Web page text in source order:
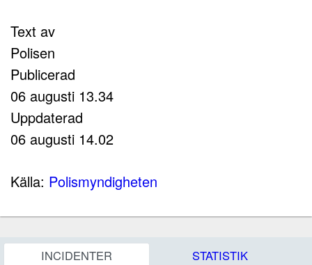
Text av
Polisen
Publicerad
06 augusti 13.34
Uppdaterad
06 augusti 14.02
Källa: Polismyndigheten
INCIDENTER STATISTIK